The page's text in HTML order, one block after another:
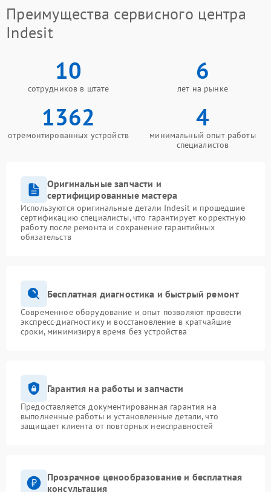
Преимущества сервисного центра
Indesit
10
сотрудников в штате
6
лет на рынке
1362
отремонтированных устройств
4
минимальный опыт работы
специалистов
Оригинальные запчасти и
сертифицированные мастера
Используются оригинальные детали Indesit и прошедшие
сертификацию специалисты, что гарантирует корректную
работу после ремонта и сохранение гарантийных
обязательств
Бесплатная диагностика и быстрый ремонт
Современное оборудование и опыт позволяют провести
экспресс-диагностику и восстановление в кратчайшие
сроки, минимизируя время без устройства
Гарантия на работы и запчасти
Предоставляется документированная гарантия на
выполненные работы и установленные детали, что
защищает клиента от повторных неисправностей
Прозрачное ценообразование и бесплатная
консультация